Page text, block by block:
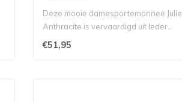
Deze mooie damesportemonnee Julie
Anthracite is vervaardigd uit leder...
€51,95